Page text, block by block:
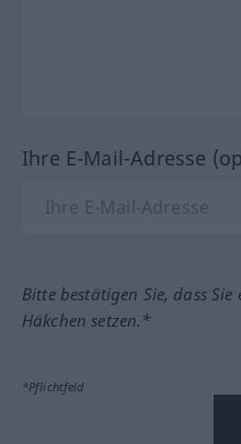
Ihre E-Mail-Adresse
Bitte bestätigen Sie, dass
Häkchen setzen.*
*Pflichtfeld